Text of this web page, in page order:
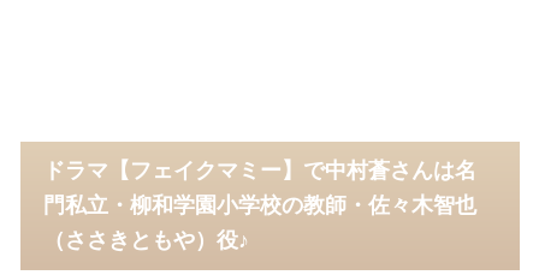
ドラマ【フェイクマミー】で中村蒼さんは名
門私立・柳和学園小学校の教師・佐々木智也
（ささきともや）役♪